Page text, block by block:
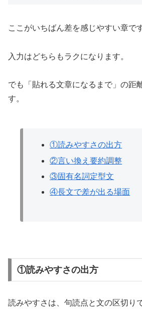
ここがいちばん差を感じやすい章です
入力はどちらもラクになります。
でも「貼れる文章になるまで」の距
す。
①読みやすさの出方
②言い換え要約調整
③固有名詞定型文
④長文で差が出る場面
①読みやすさの出方
読みやすさは、句読点と文の区切り